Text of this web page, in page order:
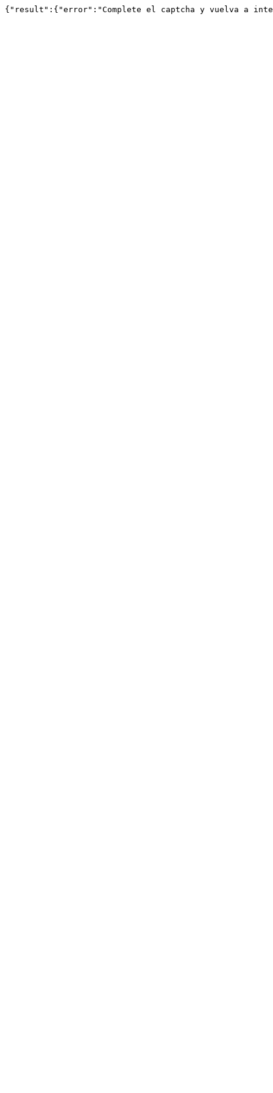
{"result":{"error":"Complete el captcha y vuelva a